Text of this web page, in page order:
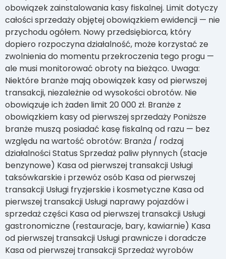
obowiązek zainstalowania kasy fiskalnej. Limit dotyczy
całości sprzedaży objętej obowiązkiem ewidencji — nie
przychodu ogółem. Nowy przedsiębiorca, który
dopiero rozpoczyna działalność, może korzystać ze
zwolnienia do momentu przekroczenia tego progu —
ale musi monitorować obroty na bieżąco. Uwaga:
Niektóre branże mają obowiązek kasy od pierwszej
transakcji, niezależnie od wysokości obrotów. Nie
obowiązuje ich żaden limit 20 000 zł. Branże z
obowiązkiem kasy od pierwszej sprzedaży Poniższe
branże muszą posiadać kasę fiskalną od razu — bez
względu na wartość obrotów: Branża / rodzaj
działalności Status Sprzedaż paliw płynnych (stacje
benzynowe) Kasa od pierwszej transakcji Usługi
taksówkarskie i przewóz osób Kasa od pierwszej
transakcji Usługi fryzjerskie i kosmetyczne Kasa od
pierwszej transakcji Usługi naprawy pojazdów i
sprzedaż części Kasa od pierwszej transakcji Usługi
gastronomiczne (restauracje, bary, kawiarnie) Kasa
od pierwszej transakcji Usługi prawnicze i doradcze
Kasa od pierwszej transakcji Sprzedaż wyrobów